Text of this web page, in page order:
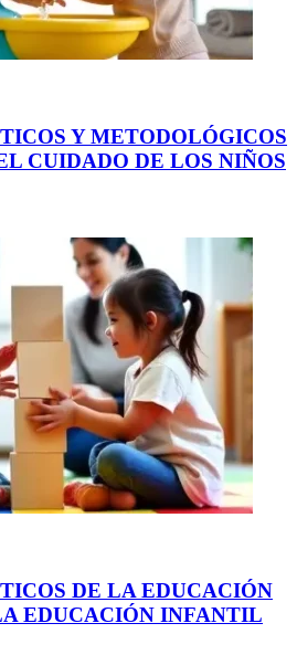
Y METODOLÓGICOS
CUIDADO DE LOS NIÑOS
DE LA EDUCACIÓN
EDUCACIÓN INFANTIL